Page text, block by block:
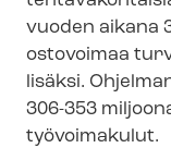
vuoden aikana
ostovoimaa
lisäksi.
306-353
työvoimakulut.